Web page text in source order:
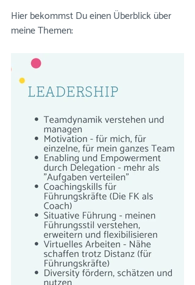
Hier bekommst Du einen Überblick über
meine Themen: